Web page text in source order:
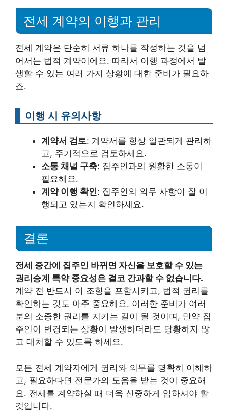
전세 계약의 이행과 관리
전세 계약은 단순히 서류 하나를 작성하는 것을 넘
어서는 법적 계약이에요. 따라서 이행 과정에서 발
생할 수 있는 여러 가지 상황에 대한 준비가 필요하
죠.
이행 시 유의사항
계약서 검토: 계약서를 항상 일관되게 관리하
고, 주기적으로 검토하세요.
소통 채널 구축: 집주인과의 원활한 소통이
필요해요.
계약 이행 확인: 집주인의 의무 사항이 잘 이
행되고 있는지 확인하세요.
결론
전세 중간에 집주인 바뀌면 자신을 보호할 수 있는
권리승계 특약 중요성은 결코 간과할 수 없습니다.
계약 전 반드시 이 조항을 포함시키고, 법적 권리를
확인하는 것도 아주 중요해요. 이러한 준비가 여러
분의 소중한 권리를 지키는 길이 될 것이며, 만약 집
주인이 변경되는 상황이 발생하더라도 당황하지 않
고 대처할 수 있도록 하세요.
모든 전세 계약자에게 권리와 의무를 명확히 이해하
고, 필요하다면 전문가의 도움을 받는 것이 중요해
요. 전세를 계약하실 때 더욱 신중하게 임하셔야 할
것입니다.